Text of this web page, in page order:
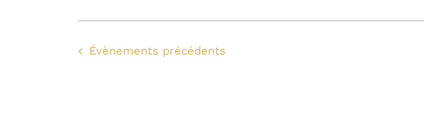
de
Évènements précédents